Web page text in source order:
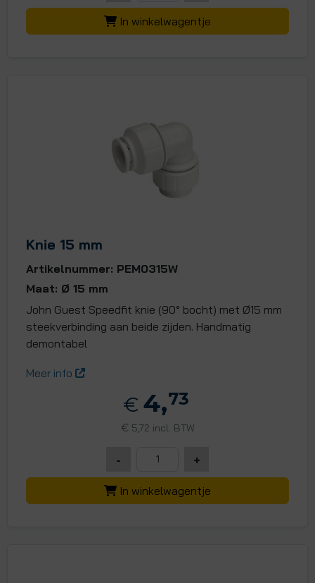
In winkelwagentje
Knie 15 mm
Artikelnummer: PEM0315W
Maat: Ø 15 mm
John Guest Speedfit knie (90° bocht) met Ø15 mm
steekverbinding aan beide zijden. Handmatig
demontabel
Meer info
€ 4,73
€ 5,72 incl. BTW
- +
In winkelwagentje